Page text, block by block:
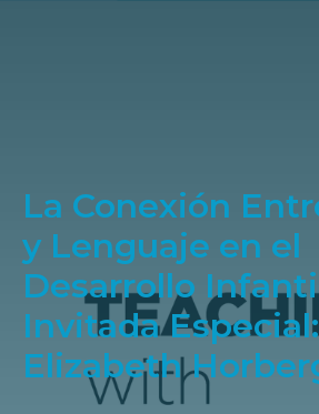
La Conexión
y Lenguaje en el
Desarrollo
Invitada Especial:
Elizabeth